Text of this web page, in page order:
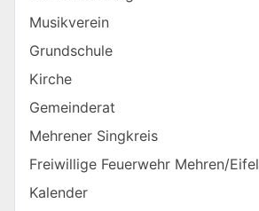
Musikverein
Grundschule
Kirche
Gemeinderat
Mehrener Singkreis
Freiwillige Feuerwehr Mehren/Eifel
Kalender